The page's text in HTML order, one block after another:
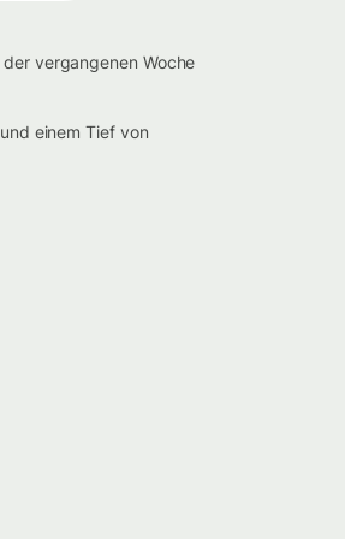
vergangenen Woche
einem Tief von